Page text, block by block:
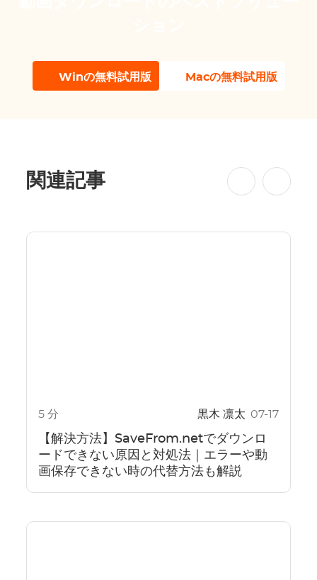
Winの無料試用版 Macの無料試用版
関連記事
5 分 黒木 凛太 07-17
【解決方法】SaveFrom.netでダウンロ
ードできない原因と対処法｜エラーや動
画保存できない時の代替方法も解説